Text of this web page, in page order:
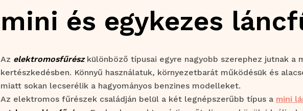
mini és egykezes
Az elektromosfűrészkülönböző típusai egyre nagyobb szerephez jutnak a
kertészkedésben. Könnyű használatuk, környezetbarát működésük és
miatt sokan lecserélik a hagyományos benzines modelleket.
Az elektromos fűrészek családján belül a két legnépszerűbb típus a mini